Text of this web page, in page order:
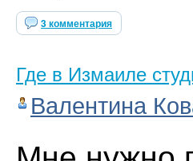
3 комментария
Где в Измаиле
Валентина